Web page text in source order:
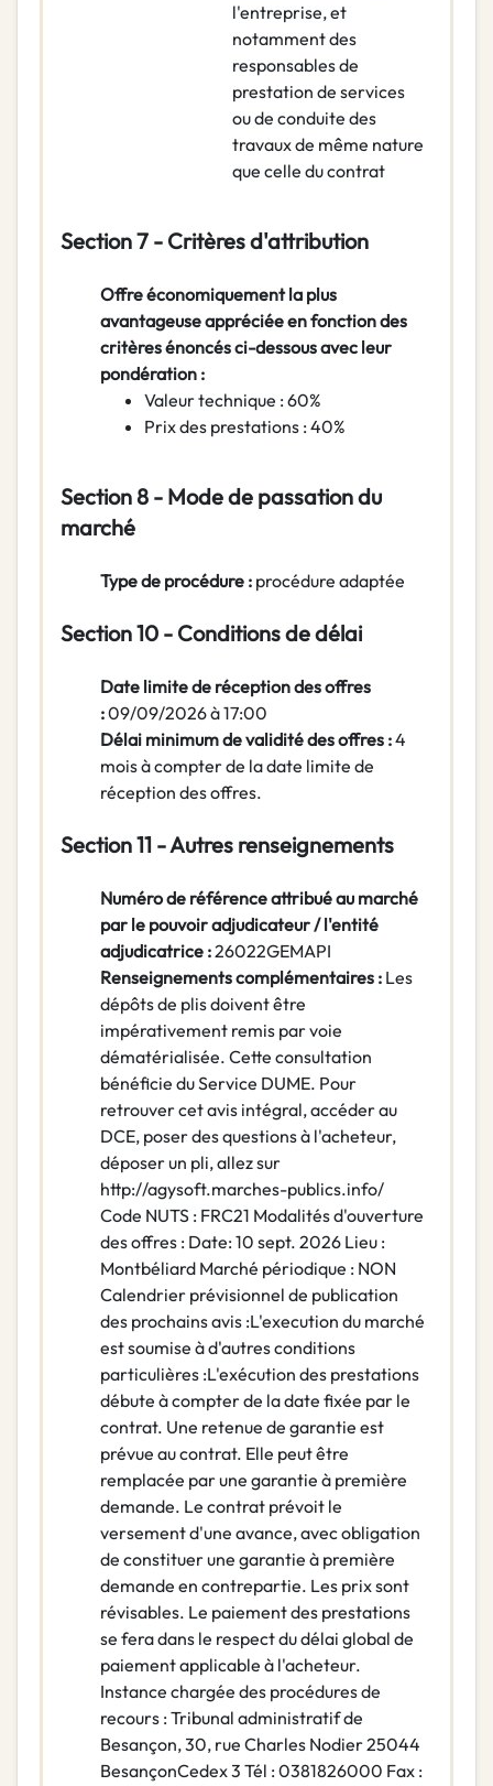
l'entreprise, et
notamment des
responsables de
prestation de services
ou de conduite des
travaux de même nature
que celle du contrat
Section 7 - Critères d'attribution
Offre économiquement la plus
avantageuse appréciée en fonction des
critères énoncés ci-dessous avec leur
pondération :
Valeur technique : 60%
Prix des prestations : 40%
Section 8 - Mode de passation du
marché
Type de procédure : procédure adaptée
Section 10 - Conditions de délai
Date limite de réception des offres
:09/09/2026 à 17:00
Délai minimum de validité des offres :4
mois à compter de la date limite de
réception des offres.
Section 11 - Autres renseignements
Numéro de référence attribué au marché
par le pouvoir adjudicateur / l'entité
adjudicatrice :26022GEMAPI
Renseignements complémentaires : Les
dépôts de plis doivent être
impérativement remis par voie
dématérialisée. Cette consultation
bénéficie du Service DUME. Pour
retrouver cet avis intégral, accéder au
DCE, poser des questions à l'acheteur,
déposer un pli, allez sur
http://agysoft.marches-publics.info/
Code NUTS : FRC21 Modalités d'ouverture
des offres : Date: 10 sept. 2026 Lieu :
Montbéliard Marché périodique : NON
Calendrier prévisionnel de publication
des prochains avis :L'execution du marché
est soumise à d'autres conditions
particulières :L'exécution des prestations
débute à compter de la date fixée par le
contrat. Une retenue de garantie est
prévue au contrat. Elle peut être
remplacée par une garantie à première
demande. Le contrat prévoit le
versement d'une avance, avec obligation
de constituer une garantie à première
demande en contrepartie. Les prix sont
révisables. Le paiement des prestations
se fera dans le respect du délai global de
paiement applicable à l'acheteur.
Instance chargée des procédures de
recours : Tribunal administratif de
Besançon, 30, rue Charles Nodier 25044
BesançonCedex 3 Tél : 0381826000 Fax :